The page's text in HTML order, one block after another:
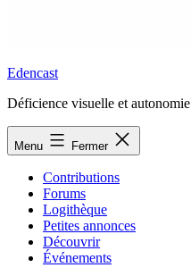
Edencast
Déficience visuelle et autonomie
Menu Fermer
Contributions
Forums
Logithèque
Petites annonces
Découvrir
Événements